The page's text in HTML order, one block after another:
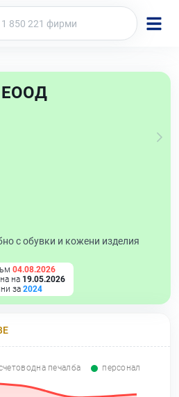
с обувки и кожени изделия
04.08.2026
на 19.05.2026
за 2024
печалба персонал